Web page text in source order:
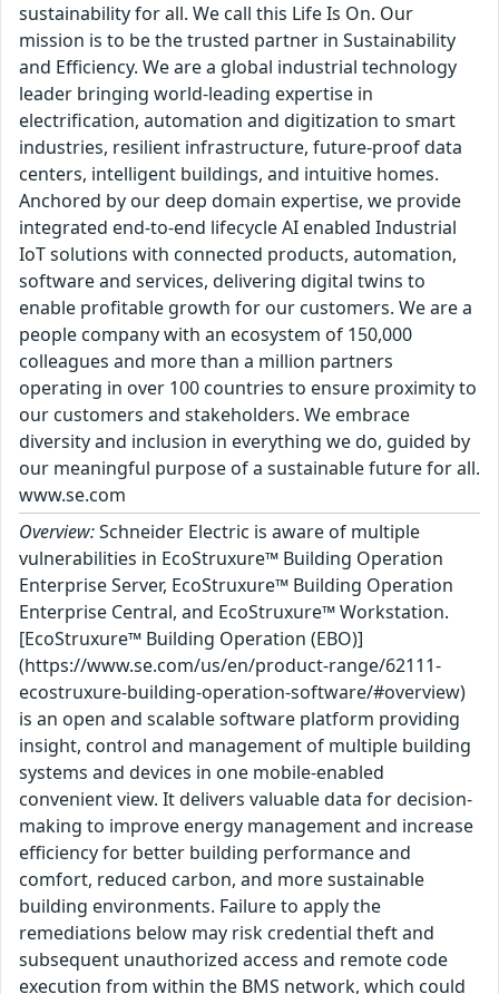
sustainability for all. We call this Life Is On. Our
mission is to be the trusted partner in Sustainability
and Efficiency. We are a global industrial technology
leader bringing world-leading expertise in
electrification, automation and digitization to smart
industries, resilient infrastructure, future-proof data
centers, intelligent buildings, and intuitive homes.
Anchored by our deep domain expertise, we provide
integrated end-to-end lifecycle AI enabled Industrial
IoT solutions with connected products, automation,
software and services, delivering digital twins to
enable profitable growth for our customers. We are a
people company with an ecosystem of 150,000
colleagues and more than a million partners
operating in over 100 countries to ensure proximity to
our customers and stakeholders. We embrace
diversity and inclusion in everything we do, guided by
our meaningful purpose of a sustainable future for all.
www.se.com
Overview:Schneider Electric is aware of multiple
vulnerabilities in EcoStruxure™ Building Operation
Enterprise Server, EcoStruxure™ Building Operation
Enterprise Central, and EcoStruxure™ Workstation.
[EcoStruxure™ Building Operation (EBO)]
(https://www.se.com/us/en/product-range/62111-
ecostruxure-building-operation-software/#overview)
is an open and scalable software platform providing
insight, control and management of multiple building
systems and devices in one mobile-enabled
convenient view. It delivers valuable data for decision-
making to improve energy management and increase
efficiency for better building performance and
comfort, reduced carbon, and more sustainable
building environments. Failure to apply the
remediations below may risk credential theft and
subsequent unauthorized access and remote code
execution from within the BMS network, which could